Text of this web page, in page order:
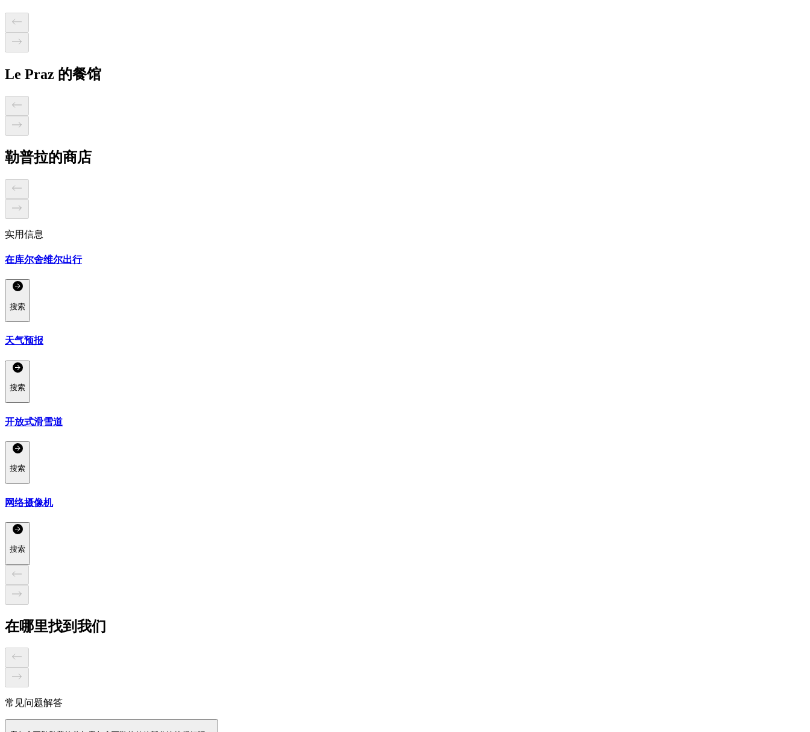
Le Praz 的餐馆
勒普拉的商店
实用信息
在库尔舍维尔出行
搜索
天气预报
搜索
开放式滑雪道
搜索
网络摄像机
搜索
在哪里找到我们
常见问题解答